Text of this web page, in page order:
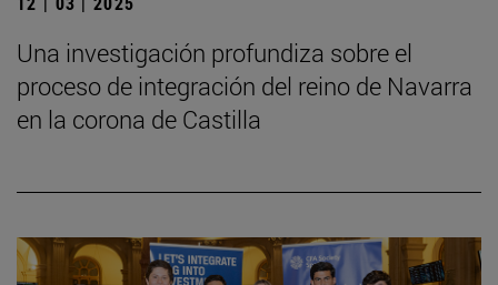
Una investigación profundiza sobre el
proceso de integración del reino de Navarra
en la corona de Castilla